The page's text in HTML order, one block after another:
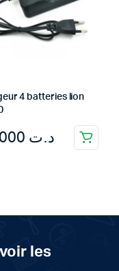
4 batteries lion
د.ت
les